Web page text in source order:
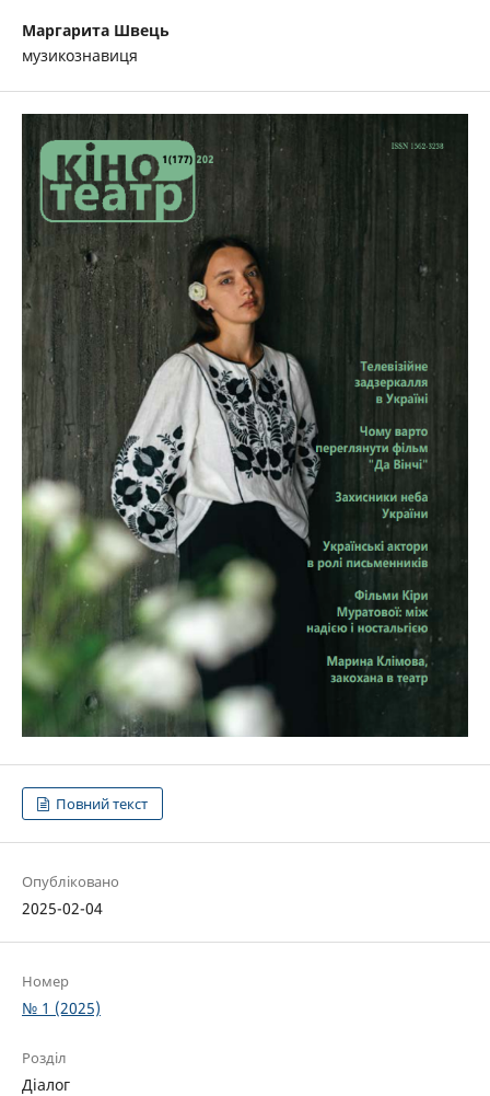
Маргарита Швець
музикознавиця
Повний текст
Опубліковано
2025-02-04
Номер
№ 1 (2025)
Розділ
Діалог